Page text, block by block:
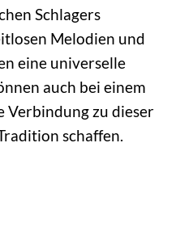
Schlagers
Melodien und
eine universelle
auch bei einem
Verbindung zu dieser
schaffen.